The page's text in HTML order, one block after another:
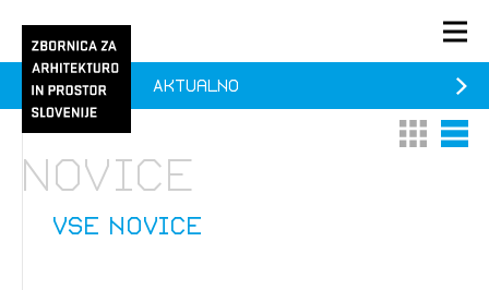
PRIJAVA
KONTAKT
1/1
Pozdravljeni
Thumbnail
List
vse novice
Novice
Aktualno
1/2
Prijava na novičnik